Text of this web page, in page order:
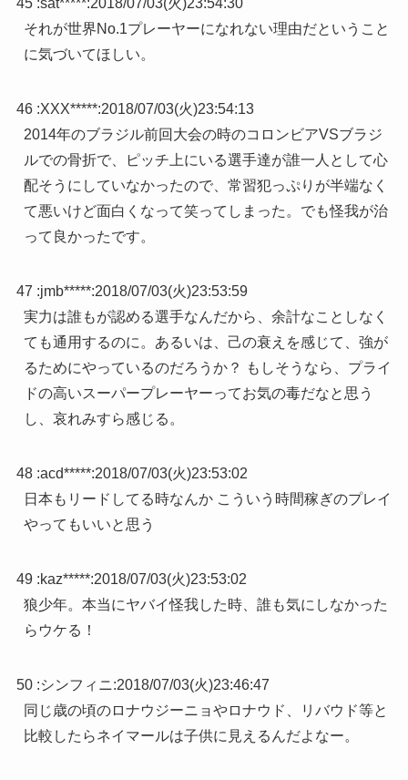
それが世界No.1プレーヤーになれない理由だということ
に気づいてほしい。
46 :XXX*****:2018/07/03(火)23:54:13
2014年のブラジル前回大会の時のコロンビアVSブラジ
ルでの骨折で、ピッチ上にいる選手達が誰一人として心
配そうにしていなかったので、常習犯っぷりが半端なく
て悪いけど面白くなって笑ってしまった。でも怪我が治
って良かったです。
47 :jmb*****:2018/07/03(火)23:53:59
実力は誰もが認める選手なんだから、余計なことしなく
ても通用するのに。あるいは、己の衰えを感じて、強が
るためにやっているのだろうか？ もしそうなら、プライ
ドの高いスーパープレーヤーってお気の毒だなと思う
し、哀れみすら感じる。
48 :acd*****:2018/07/03(火)23:53:02
日本もリードしてる時なんか こういう時間稼ぎのプレイ
やってもいいと思う
49 :kaz*****:2018/07/03(火)23:53:02
狼少年。本当にヤバイ怪我した時、誰も気にしなかった
らウケる！
50 :シンフィニ:2018/07/03(火)23:46:47
同じ歳の頃のロナウジーニョやロナウド、リバウド等と
比較したらネイマールは子供に見えるんだよなー。